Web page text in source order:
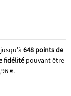
648points de
fidélitépouvant être
€.